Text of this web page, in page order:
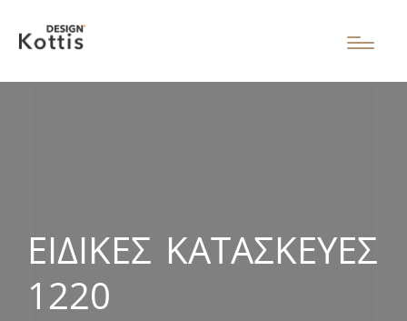
ΕΙΔΙΚΈΣ ΚΑΤΑΣΚΕΥΈΣ
1220